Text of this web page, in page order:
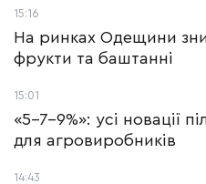
15:16
На ринках Одещини
фрукти та баштанні
15:01
«5-7-9%»: усі новації
для агровиробників
14:43